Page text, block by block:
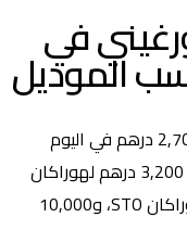
في
الموديل
تبدأ تكلفة تأجير لامبورغيني في دبي من 2,700 درهم في اليوم
لموديل أوروس (SUV الخارقة)، وترتفع إلى 3,200 درهم لهوراكان
إيفو سبايدر المكشوفة، و4,500 درهم لهوراكان STO، و10,000